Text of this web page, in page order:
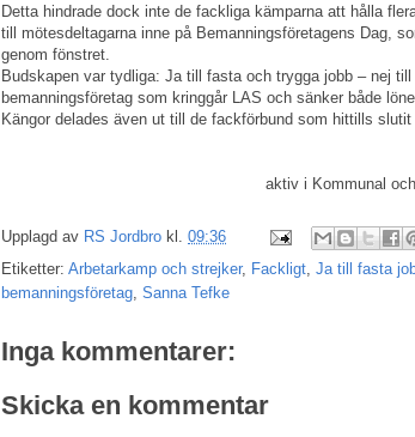
Detta hindrade dock inte de fackliga kämparna att hålla
till mötesdeltagarna inne på Bemanningsföretagens Dag,
genom fönstret.
Budskapen var tydliga: Ja till fasta och trygga jobb – nej till
bemanningsföretag som kringgår LAS och sänker både
Kängor delades även ut till de fackförbund som hittills slutit
aktiv i Kommunal
Upplagd av RS Jordbro kl. 09:36
Etiketter: Arbetarkamp och strejker, Fackligt Ja till fasta
bemanningsföretag Sanna Tefke
Inga kommentarer:
Skicka en kommentar